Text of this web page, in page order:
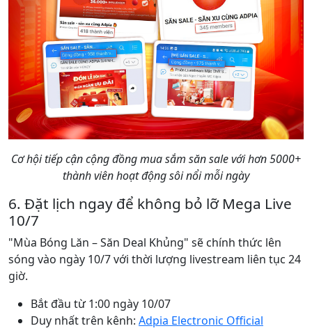
Cơ hội tiếp cận cộng đồng mua sắm săn sale với hơn 5000+
thành viên hoạt động sôi nổi mỗi ngày
6. Đặt lịch ngay để không bỏ lỡ Mega Live
10/7
"Mùa Bóng Lăn – Săn Deal Khủng" sẽ chính thức lên
sóng vào ngày 10/7 với thời lượng livestream liên tục 24
giờ.
Bắt đầu từ 1:00 ngày 10/07
Duy nhất trên kênh: Adpia Electronic Official